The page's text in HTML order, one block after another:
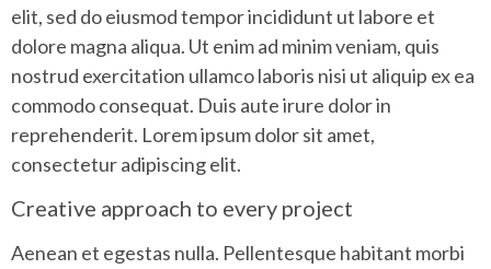
elit, sed do eiusmod tempor incididunt ut labore et
dolore magna aliqua. Ut enim ad minim veniam, quis
nostrud exercitation ullamco laboris nisi ut aliquip ex ea
commodo consequat. Duis aute irure dolor in
reprehenderit. Lorem ipsum dolor sit amet,
consectetur adipiscing elit.
Creative approach to every project
Aenean et egestas nulla. Pellentesque habitant morbi